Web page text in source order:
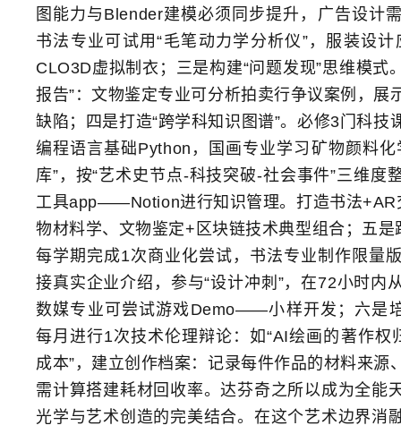
图能力与Blender建模必须同步提升，广告设计
书法专业可试用“毛笔动力学分析仪”，服装设
CLO3D虚拟制衣；三是构建“问题发现”思维模式
报告”：文物鉴定专业可分析拍卖行争议案例，展
缺陷；四是打造“跨学科知识图谱”。必修3门科技
编程语言基础Python，国画专业学习矿物颜料
库”，按“艺术史节点-科技突破-社会事件”三维度
工具app——Notion进行知识管理。打造书法+AR
物材料学、文物鉴定+区块链技术典型组合；五是
每学期完成1次商业化尝试，书法专业制作限量
接真实企业介绍，参与“设计冲刺”，在72小时内
数媒专业可尝试游戏Demo——小样开发；六是
每月进行1次技术伦理辩论：如“AI绘画的著作权
成本”，建立创作档案：记录每件作品的材料来源
需计算搭建耗材回收率。达芬奇之所以成为全能
光学与艺术创造的完美结合。在这个艺术边界消